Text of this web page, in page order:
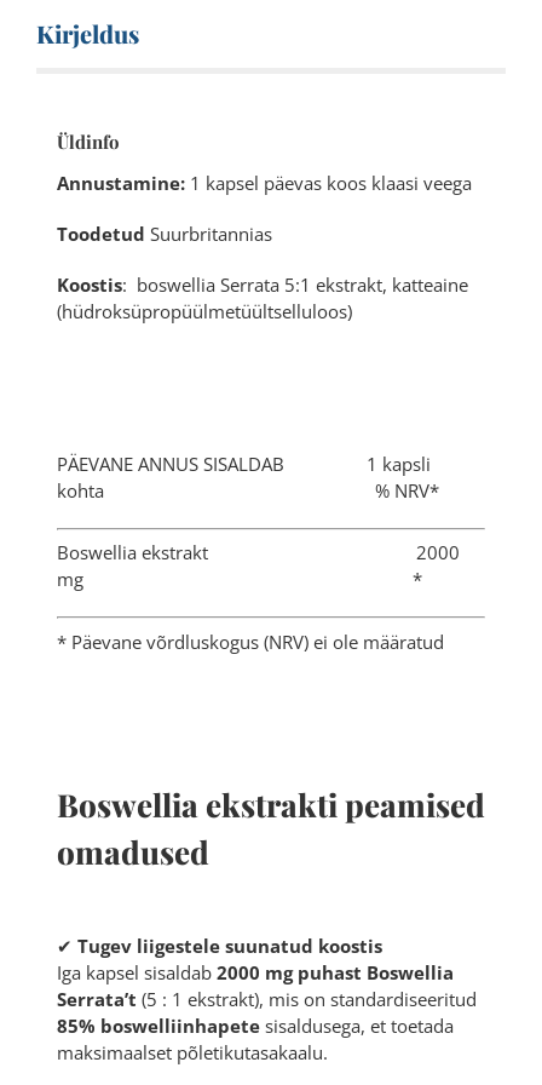
Kirjeldus
Üldinfo
Annustamine:1 kapsel päevas koos klaasi veega
Toodetud Suurbritannias
Koostis: boswellia Serrata 5:1 ekstrakt, katteaine
(hüdroksüpropüülmetüültselluloos)
PÄEVANE ANNUS SISALDAB 1 kapsli
kohta % NRV*
Boswellia ekstrakt 2000
mg *
* Päevane võrdluskogus (NRV) ei ole määratud
Boswellia ekstrakti peamised
omadused
✔ Tugev liigestele suunatud koostis
Iga kapsel sisaldab 2000 mg puhast Boswellia
Serrata’t (5 : 1 ekstrakt), mis on standardiseeritud
85% boswelliinhapetesisaldusega, et toetada
maksimaalset põletikutasakaalu.